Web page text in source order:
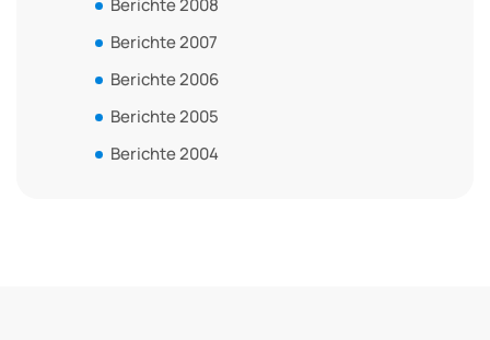
Berichte 2007
Berichte 2006
Berichte 2005
Berichte 2004